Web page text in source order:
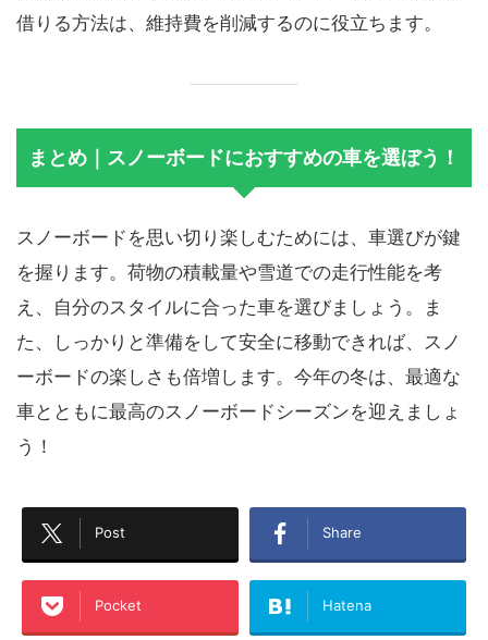
借りる方法は、維持費を削減するのに役立ちます。
まとめ｜スノーボードにおすすめの車を選ぼう！
スノーボードを思い切り楽しむためには、車選びが鍵
を握ります。荷物の積載量や雪道での走行性能を考
え、自分のスタイルに合った車を選びましょう。ま
た、しっかりと準備をして安全に移動できれば、スノ
ーボードの楽しさも倍増します。今年の冬は、最適な
車とともに最高のスノーボードシーズンを迎えましょ
う！
Post Share
Pocket Hatena